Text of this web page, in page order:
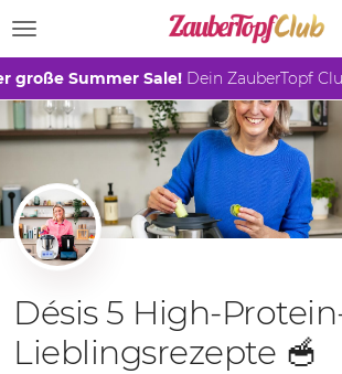
TOGGLE NAVIGATION
große Summer Sale! Dein ZauberTopf
Désis 5 High-
Lieblingsrezepte 🥣